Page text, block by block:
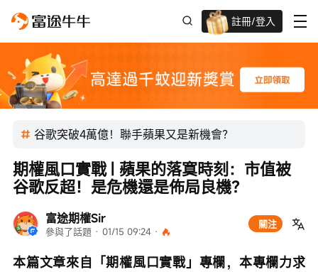
註冊/登入
迎新驚喜賞 股票/BTC等任你揀!
谷歌突破4萬億！聯手蘋果又是新機會？
富途期權Sir
參與了話題 · 01/15 09:24 ·
關注
期權風口實戰 | 蘋果的落寞時刻：市值被
谷歌反超！是危機還是佈局良機？
本篇文章來自「期權風口實戰」專欄，本專欄力求